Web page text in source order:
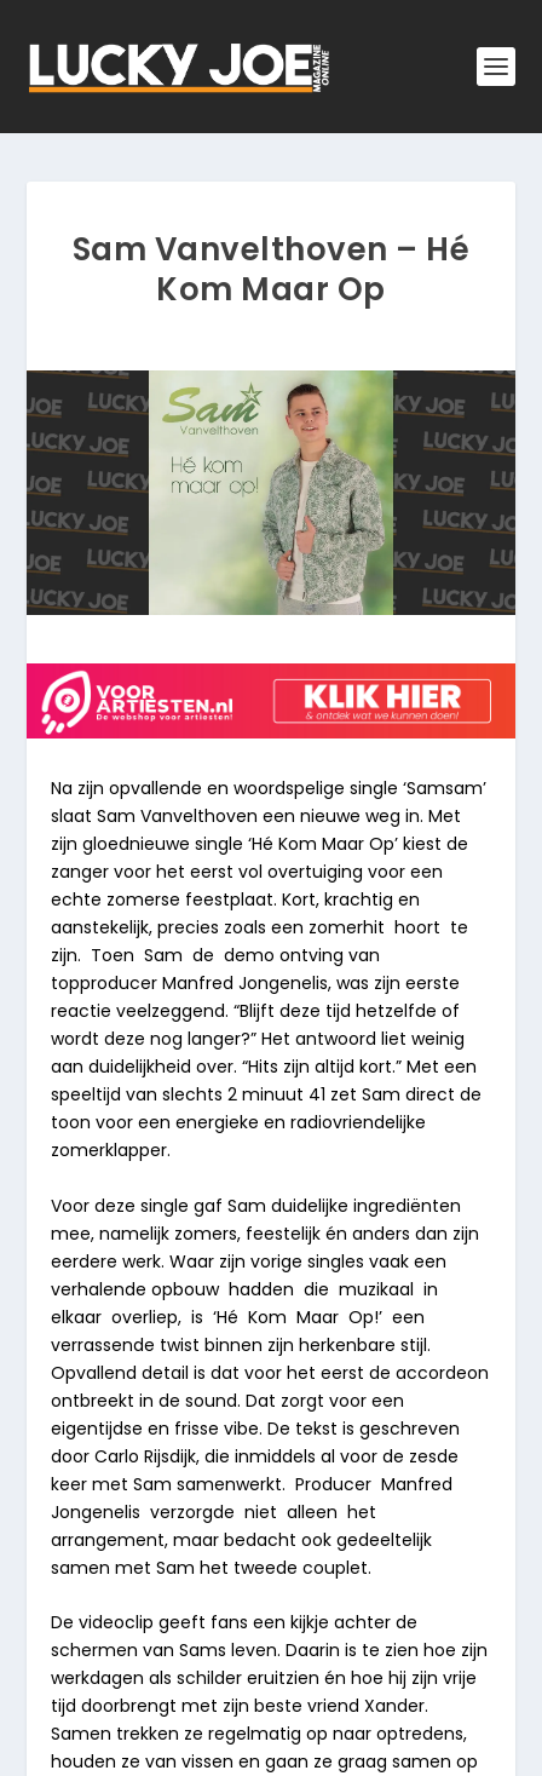
Sam Vanvelthoven – Hé
Kom Maar Op
Na zijn opvallende en woordspelige single ‘Samsam’
slaat Sam Vanvelthoven een nieuwe weg in. Met
zijn gloednieuwe single ‘Hé Kom Maar Op’ kiest de
zanger voor het eerst vol overtuiging voor een
echte zomerse feestplaat. Kort, krachtig en
aanstekelijk, precies zoals een zomerhit hoort te
zijn. Toen Sam de demo ontving van
topproducer Manfred Jongenelis, was zijn eerste
reactie veelzeggend. “Blijft deze tijd hetzelfde of
wordt deze nog langer?” Het antwoord liet weinig
aan duidelijkheid over. “Hits zijn altijd kort.” Met een
speeltijd van slechts 2 minuut 41 zet Sam direct de
toon voor een energieke en radiovriendelijke
zomerklapper.
Voor deze single gaf Sam duidelijke ingrediënten
mee, namelijk zomers, feestelijk én anders dan zijn
eerdere werk. Waar zijn vorige singles vaak een
verhalende opbouw hadden die muzikaal in
elkaar overliep, is ‘Hé Kom Maar Op!’ een
verrassende twist binnen zijn herkenbare stijl.
Opvallend detail is dat voor het eerst de accordeon
ontbreekt in de sound. Dat zorgt voor een
eigentijdse en frisse vibe. De tekst is geschreven
door Carlo Rijsdijk, die inmiddels al voor de zesde
keer met Sam samenwerkt. Producer Manfred
Jongenelis verzorgde niet alleen het
arrangement, maar bedacht ook gedeeltelijk
samen met Sam het tweede couplet.
De videoclip geeft fans een kijkje achter de
schermen van Sams leven. Daarin is te zien hoe zijn
werkdagen als schilder eruitzien én hoe hij zijn vrije
tijd doorbrengt met zijn beste vriend Xander.
Samen trekken ze regelmatig op naar optredens,
houden ze van vissen en gaan ze graag samen op